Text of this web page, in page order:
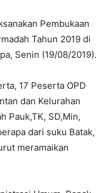
Pembukaan
Tahun 2019 di
Senin (19/08/2019).
17 Peserta OPD
dan Kelurahan
Pauk,TK, SD,Min,
dari suku Batak,
meramaikan